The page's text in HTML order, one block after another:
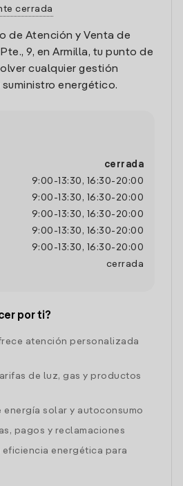
cerrada
de Atención y Venta de
9, en Armilla, tu punto de
cualquier gestión
energético.
cerrada
9:00 - 13:30 , 16:30- 20:00
9:00 - 13:30 , 16:30- 20:00
9:00 - 13:30 , 16:30- 20:00
9:00 - 13:30 , 16:30- 20:00
9:00 - 13:30 , 16:30- 20:00
cerrada
por ti?
atención personalizada
de luz, gas y productos
energía solar y autoconsumo
pagos y reclamaciones
eficiencia energética para